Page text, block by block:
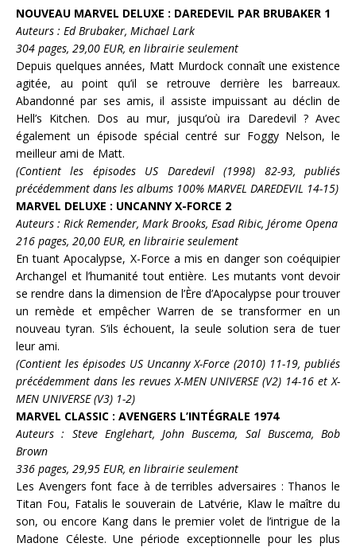
NOUVEAU MARVEL DELUXE : DAREDEVIL PAR BRUBAKER 1
Auteurs : Ed Brubaker, Michael Lark
304 pages, 29,00 EUR, en librairie seulement
Depuis quelques années, Matt Murdockconnaît une existence
agitée, au point qu’il se retrouve derrière les barreaux.
Abandonné par ses amis, il assiste impuissant au déclin de
Hell’s Kitchen. Dos au mur, jusqu’où ira Daredevil ? Avec
également un épisode spécial centré sur Foggy Nelson, le
meilleur ami de Matt.
(Contient les épisodes US Daredevil (1998) 82-93, publiés
précédemment dans les albums 100% MARVEL DAREDEVIL 14-15)
MARVEL DELUXE : UNCANNY X-FORCE 2
Auteurs : Rick Remender, Mark Brooks, Esad Ribic, Jérome Opena
216 pages, 20,00 EUR, en librairie seulement
En tuantApocalypse, X-Force a mis en danger son coéquipier
Archangel et l’humanité tout entière. Les mutants vont devoir
se rendre dans la dimension de l’Ère d’Apocalypse pour trouver
un remède et empêcher Warren de se transformer en un
nouveau tyran. S’ils échouent, la seule solution sera de tuer
leur ami.
(Contient les épisodes US Uncanny X-Force (2010) 11-19, publiés
précédemment dans les revues X-MEN UNIVERSE (V2) 14-16 et X-
MEN UNIVERSE (V3) 1-2)
MARVEL CLASSIC : AVENGERS L’INTÉGRALE 1974
Auteurs : Steve Englehart, John Buscema, Sal Buscema, Bob
Brown
336 pages, 29,95 EUR, en librairie seulement
Les Avengers font face à de terribles adversaires : Thanos le
Titan Fou, Fatalis le souverain de Latvérie, Klawle maître du
son, ou encore Kangdans le premier volet de l’intrigue de la
Madone Céleste. Une période exceptionnelle pour les plus